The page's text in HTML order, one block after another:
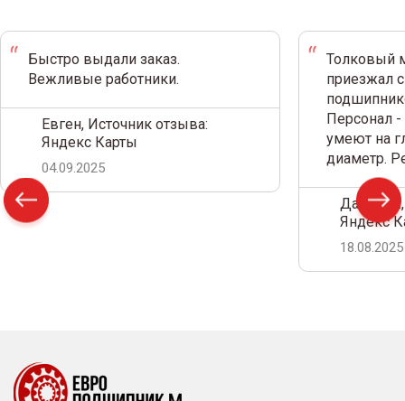
Быстро выдали заказ.
Вежливые работники.
Евген, Источник отзыва:
Яндекс Карты
04.09.2025
Толковый
приезжал
Персонал
умеют на
диаметр.
Дамир
Яндекс
18.08.2025